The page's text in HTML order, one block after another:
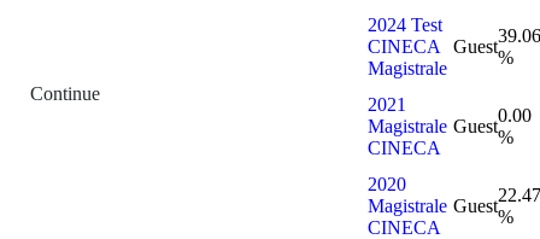
Continue
2024 Test
CINECA
Magistrale
Guest
39.06
%
2021
Magistrale
CINECA
Guest
0.00
%
2020
Magistrale
CINECA
Guest
22.47
%